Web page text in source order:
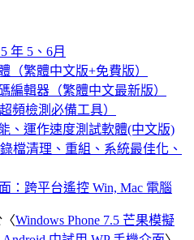
年 5、6月
（繁體中文版+免費版）
編輯器（繁體中文最新版）
頻檢測必備工具）
、運作速度測試軟體(中文版)
錄檔清理、重組、系統最佳化、
：跨平台遙控 Win, Mac 電腦
〈Windows Phone 7.5 芒果模擬